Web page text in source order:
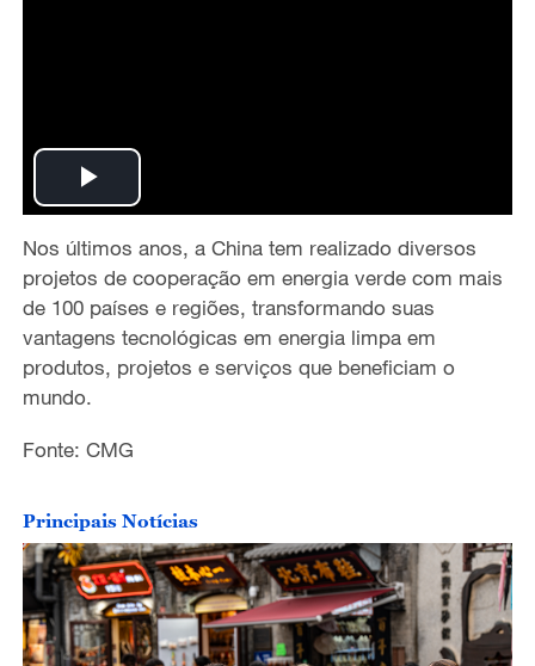
P
l
a
y
d
e
o
Nos últimos anos, a China tem realizado diversos
projetos de cooperação em energia verde com mais
de 100 países e regiões, transformando suas
vantagens tecnológicas em energia limpa em
produtos, projetos e serviços que beneficiam o
mundo.
Fonte: CMG
Principais Notícias